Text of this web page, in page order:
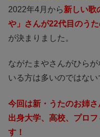
2022年4月から新しい歌
や」さんが22代目のう
が決まりました。
ながたまやさんがひら
いる方は多いのではない
今回は新・うたのお姉
出身大学、高校、プロ
す！